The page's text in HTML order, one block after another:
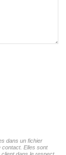
dans un fichier
contact. Elles sont
dans le respect